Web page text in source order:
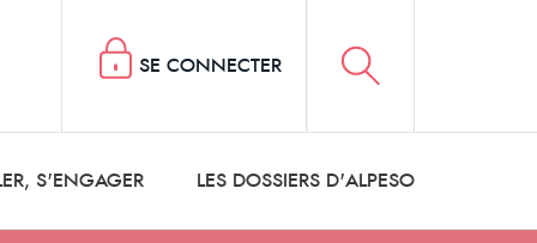
S'ENGAGER LES DOSSIERS D'ALPESO
SE CONNECTER